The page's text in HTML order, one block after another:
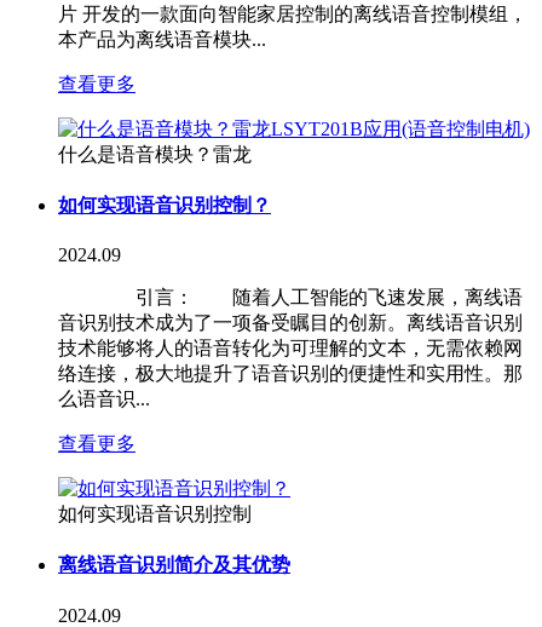
片 开发的一款面向智能家居控制的离线语音控制模组，
本产品为离线语音模块...
查看更多
什么是语音模块？雷龙
如何实现语音识别控制？
2024.09
引言： 随着人工智能的飞速发展，离线语
音识别技术成为了一项备受瞩目的创新。离线语音识别
技术能够将人的语音转化为可理解的文本，无需依赖网
络连接，极大地提升了语音识别的便捷性和实用性。那
么语音识...
查看更多
如何实现语音识别控制
离线语音识别简介及其优势
2024.09